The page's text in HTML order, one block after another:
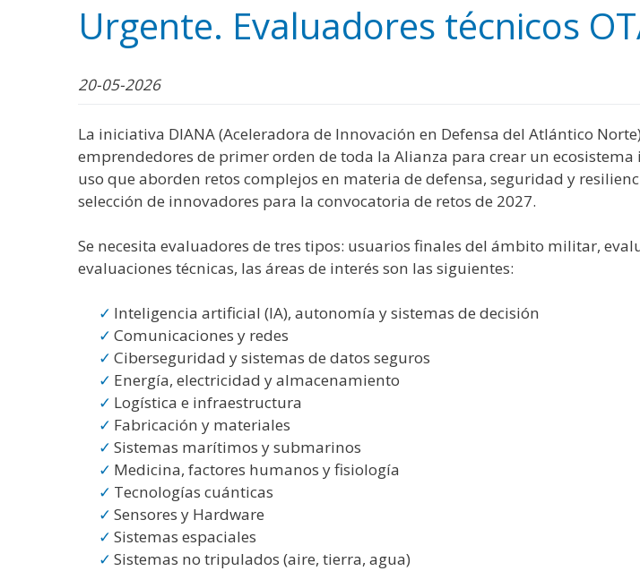
Urgente. Evaluadores técnicos
20-05-2026
La iniciativa DIANA (Aceleradora de Innovación en Defensa del Atlántico
emprendedores de primer orden de toda la Alianza para crear un
uso que aborden retos complejos en materia de defensa, seguridad y
selección de innovadores para la convocatoria de retos de 2027.
Se necesita evaluadores de tres tipos: usuarios finales del ámbito militar,
evaluaciones técnicas, las áreas de interés son las siguientes:
Inteligencia artificial (IA), autonomía y sistemas de decisión
Comunicaciones y redes
Ciberseguridad y sistemas de datos seguros
Energía, electricidad y almacenamiento
Logística e infraestructura
Fabricación y materiales
Sistemas marítimos y submarinos
Medicina, factores humanos y fisiología
Tecnologías cuánticas
Sensores y Hardware
Sistemas espaciales
Sistemas no tripulados (aire, tierra, agua)